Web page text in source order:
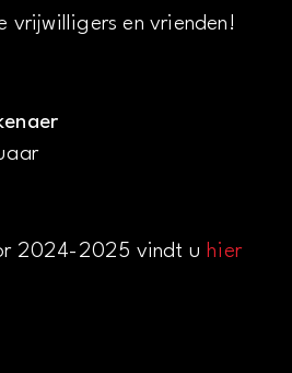
vrijwilligers en vrienden!
2024-2025 vindt uhier